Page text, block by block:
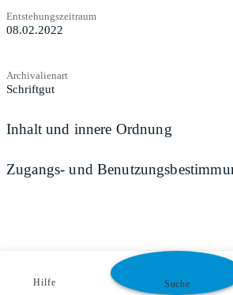
Entstehungszeitraum
08.02.2022
Archivalienart
Schriftgut
Inhalt und innere Ordnung
Zugangs- und
Hilfe Suche